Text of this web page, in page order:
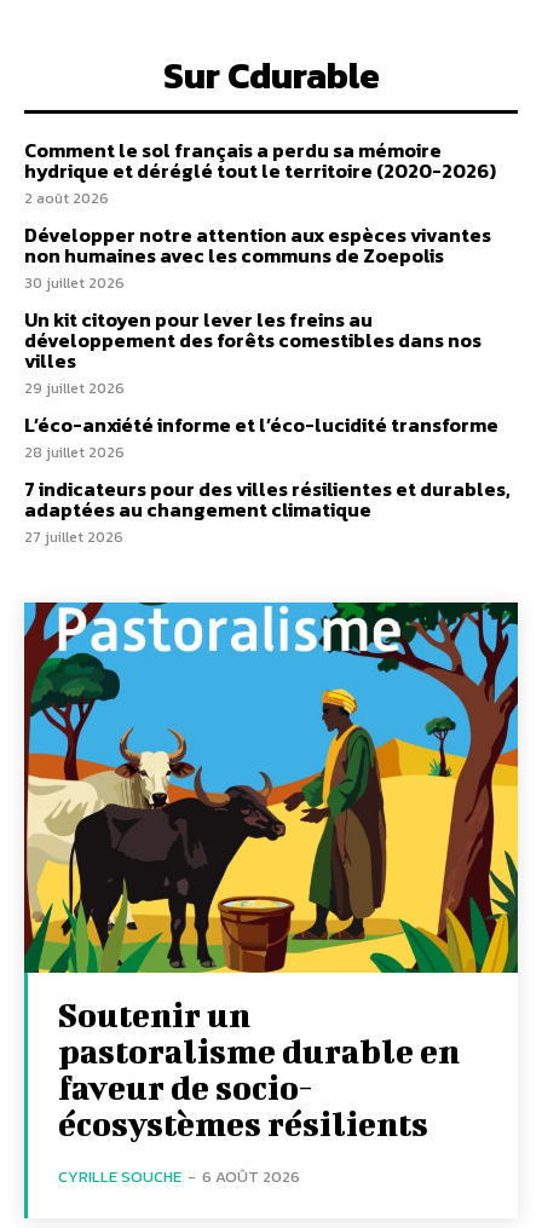
Sur Cdurable
Comment le sol français a perdu sa mémoire
hydrique et déréglé tout le territoire (2020-2026)
2 août 2026
Développer notre attention aux espèces vivantes
non humaines avec les communs de Zoepolis
30 juillet 2026
Un kit citoyen pour lever les freins au
développement des forêts comestibles dans nos
villes
29 juillet 2026
L’éco-anxiété informe et l’éco-lucidité transforme
28 juillet 2026
7 indicateurs pour des villes résilientes et durables,
adaptées au changement climatique
27 juillet 2026
Soutenir un
pastoralisme durable en
faveur de socio-
écosystèmes résilients
CYRILLE SOUCHE - 6 AOÛT 2026